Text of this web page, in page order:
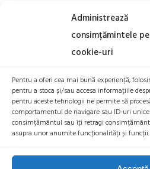
Administrează
consimțămintele
cookie-uri
Pentru a oferi cea mai bună experiență,
pentru a stoca și/sau accesa informațiile
pentru aceste tehnologii ne permite să
comportamentul de navigare sau ID-uri
consimțământul sau îți retragi
asupra unor anumite funcționalități și funcții.
(20)